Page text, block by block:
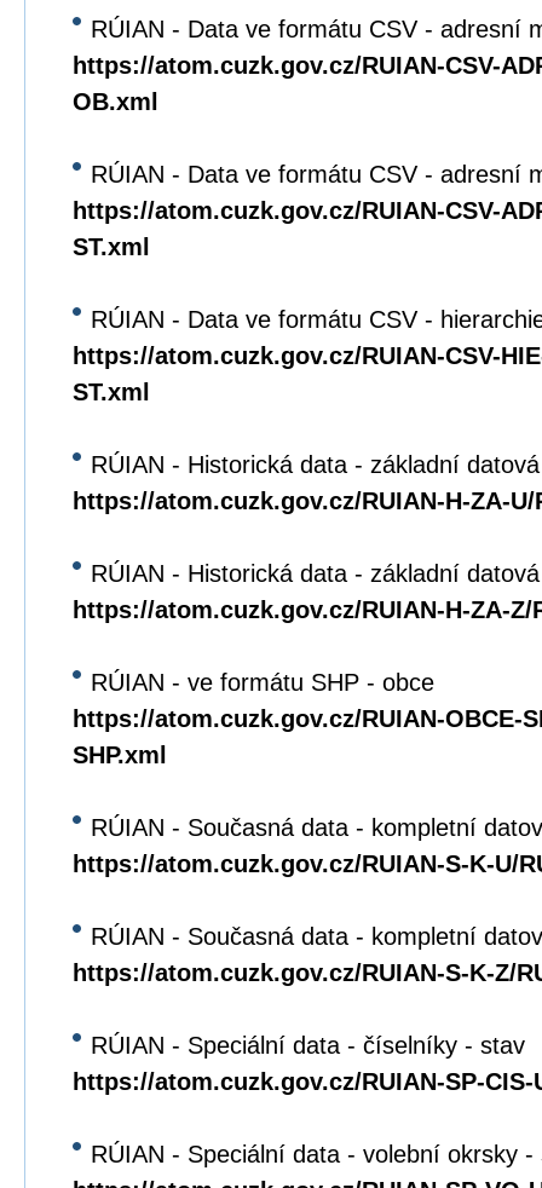
RÚIAN - Data ve formátu CSV - adresní
https://atom.cuzk.gov.cz/RUIAN-CSV-
OB.xml
RÚIAN - Data ve formátu CSV - adresní
https://atom.cuzk.gov.cz/RUIAN-CSV-
ST.xml
RÚIAN - Data ve formátu CSV -
https://atom.cuzk.gov.cz/RUIAN-CSV-
ST.xml
RÚIAN - Historická data - základní
https://atom.cuzk.gov.cz/RUIAN-H-ZA-U/
RÚIAN - Historická data - základní
https://atom.cuzk.gov.cz/RUIAN-H-ZA-Z/
RÚIAN - ve formátu SHP - obce
https://atom.cuzk.gov.cz/RUIAN-OBCE-
SHP.xml
RÚIAN - Současná data - kompletní
https://atom.cuzk.gov.cz/RUIAN-S-K-U/
RÚIAN - Současná data - kompletní
https://atom.cuzk.gov.cz/RUIAN-S-K-Z/
RÚIAN - Speciální data - číselníky - stav
https://atom.cuzk.gov.cz/RUIAN-SP-CIS-
RÚIAN - Speciální data - volební okrsky -